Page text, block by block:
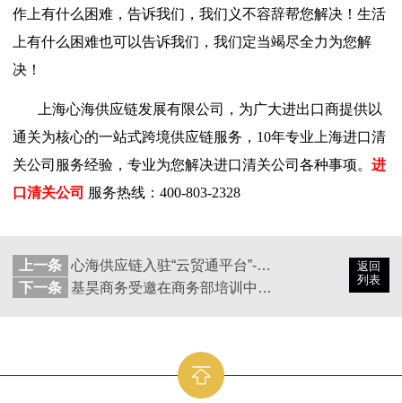
作上有什么困难，告诉我们，我们义不容辞帮您解决！生活
上有什么困难也可以告诉我们，我们定当竭尽全力为您解
决！
上海心海供应链发展有限公司，为广大进出口商提供以
通关为核心的一站式跨境供应链服务， 10年专业上海进口清
关公司服务经验，专业为您解决进口清关公司各种事项。 进
口清关公司 服务热线： 400-803-2328
返回
列表
上一条
心海供应链入驻“云贸通平台”-跨境供应链数智服务平台
下一条
基昊商务受邀在商务部培训中心做“RCEP下中国出口原产地标准及认定”主题授课